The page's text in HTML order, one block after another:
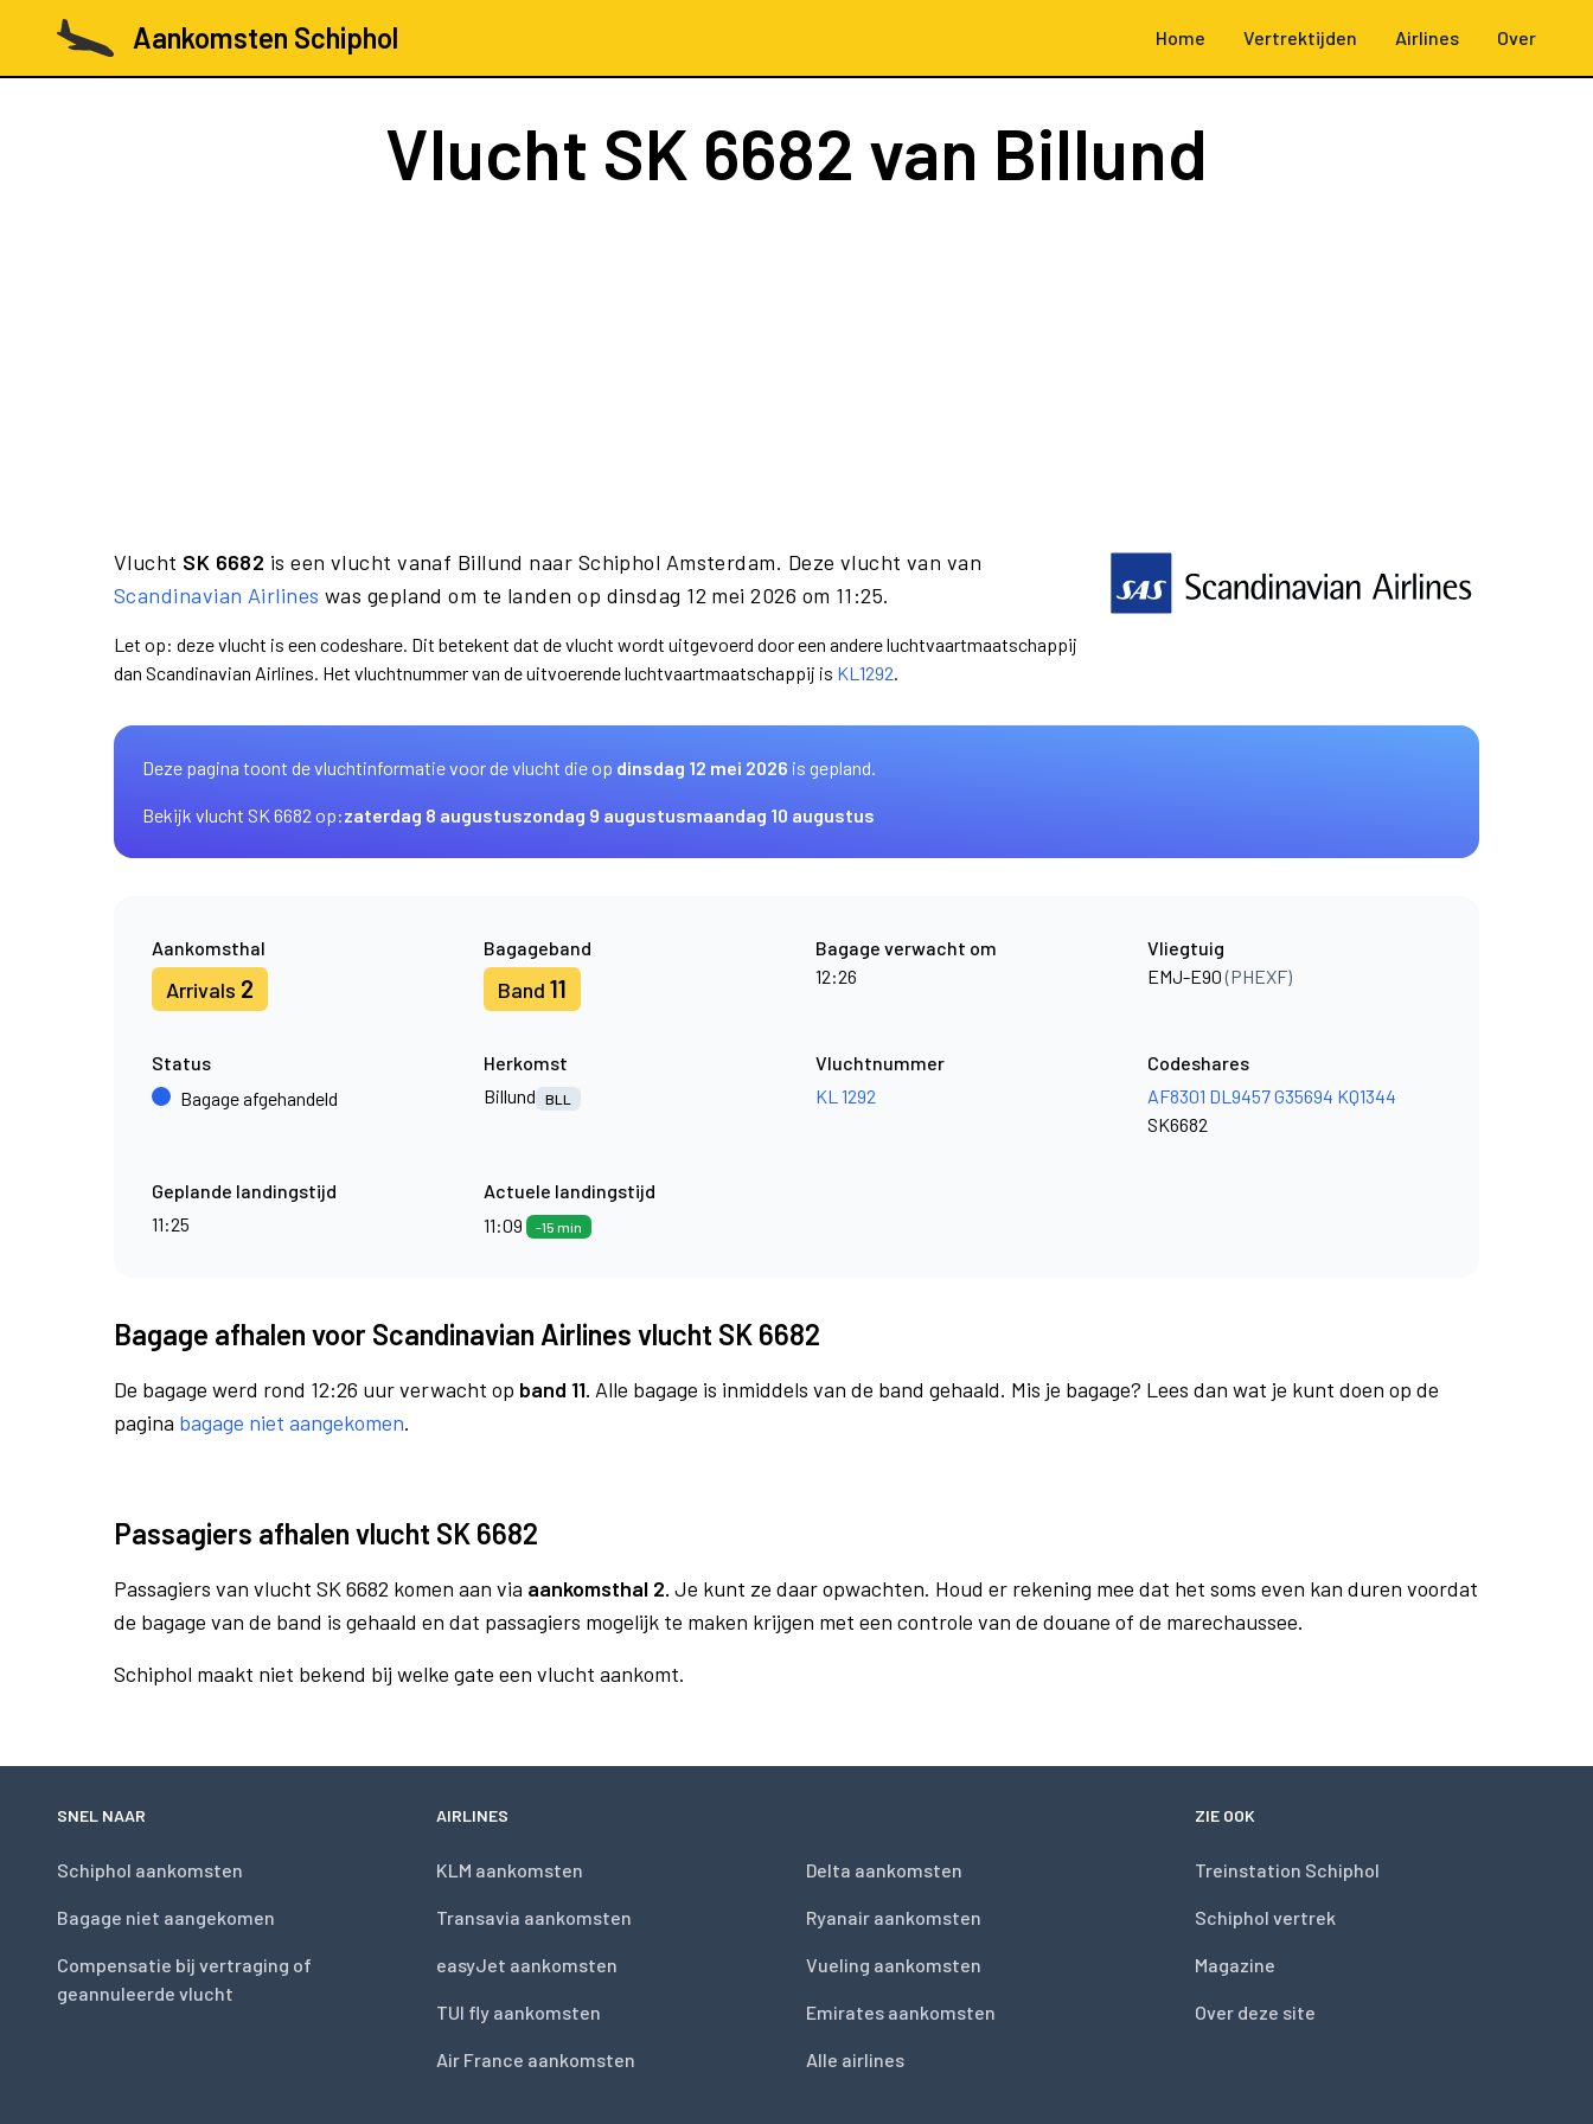
Aankomsten Schiphol Home Vertrektijden Airlines Over
Vlucht SK 6682 van Billund
Vlucht SK 6682 is een vlucht vanaf Billund naar Schiphol Amsterdam. Deze vlucht van van
Scandinavian Airlines was gepland om te landen op dinsdag 12 mei 2026 om 11:25.
Let op: deze vlucht is een codeshare. Dit betekent dat de vlucht wordt uitgevoerd door een andere luchtvaartmaatschappij
dan Scandinavian Airlines. Het vluchtnummer van de uitvoerende luchtvaartmaatschappij is KL1292.
Deze pagina toont de vluchtinformatie voor de vlucht die op dinsdag 12 mei 2026 is gepland.
Bekijk vlucht SK 6682 op:zaterdag 8 augustuszondag 9 augustusmaandag 10 augustus
Aankomsthal
Arrivals 2
Bagageband
Band 11
Bagage verwacht om
12:26
Vliegtuig
EMJ-E90(PHEXF)
Status
Bagage afgehandeld
Herkomst
Billund
BLL
Vluchtnummer
KL 1292
Codeshares
AF8301 DL9457G35694 KQ1344
SK6682
Geplande landingstijd
11:25
Actuele landingstijd
11:09
-15 min
Bagage afhalen voor Scandinavian Airlines vlucht SK 6682
De bagage werd rond 12:26 uur verwacht op band 11. Alle bagage is inmiddels van de band gehaald. Mis je bagage? Lees dan wat je kunt doen op de
pagina bagage niet aangekomen.
Passagiers afhalen vlucht SK 6682
Passagiers van vlucht SK 6682 komen aan via aankomsthal 2. Je kunt ze daar opwachten. Houd er rekening mee dat het soms even kan duren voordat
de bagage van de band is gehaald en dat passagiers mogelijk te maken krijgen met een controle van de douane of de marechaussee.
Schiphol maakt niet bekend bij welke gate een vlucht aankomt.
SNEL NAAR
Schiphol aankomsten
Bagage niet aangekomen
Compensatie bij vertraging of
geannuleerde vlucht
AIRLINES
KLM aankomsten
Transavia aankomsten
easyJet aankomsten
TUI fly aankomsten
Air France aankomsten
Delta aankomsten
Ryanair aankomsten
Vueling aankomsten
Emirates aankomsten
Alle airlines
ZIE OOK
Treinstation Schiphol
Schiphol vertrek
Magazine
Over deze site